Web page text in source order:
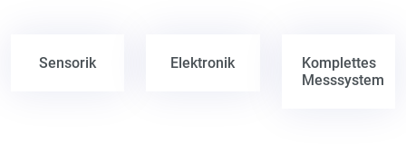
Sensorik Elektronik
Komplettes
Messsystem